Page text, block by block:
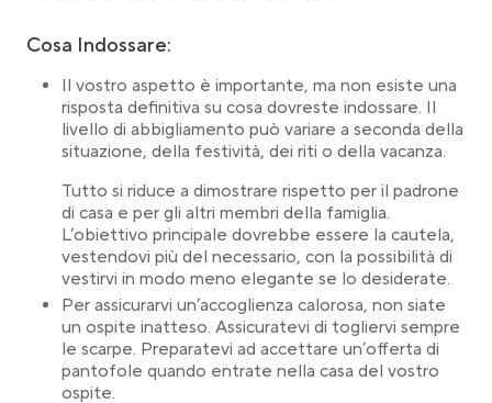
Cosa Indossare:
Il vostro aspetto è importante, ma non esiste una
risposta definitiva su cosa dovreste indossare. Il
livello di abbigliamento può variare a seconda della
situazione, della festività, dei riti o della vacanza.
Tutto si riduce a dimostrare rispetto per il padrone
di casa e per gli altri membri della famiglia.
L’obiettivo principale dovrebbe essere la cautela,
vestendovi più del necessario, con la possibilità di
vestirvi in modo meno elegante se lo desiderate.
Per assicurarvi un’accoglienza calorosa, non siate
un ospite inatteso. Assicuratevi di togliervi sempre
le scarpe. Preparatevi ad accettare un’offerta di
pantofole quando entrate nella casa del vostro
ospite.